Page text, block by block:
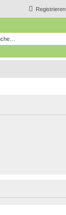
Registrieren